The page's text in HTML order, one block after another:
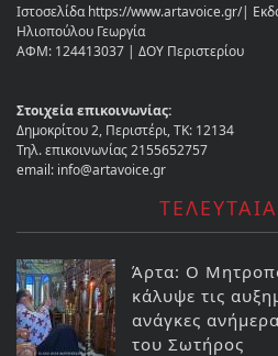
Ιστοσελίδα https://www.artavoice.gr/|
Ηλιοπούλου Γεωργία
ΑΦΜ: 124413037 | ΔΟΥ Περιστερίου
Στοιχεία επικοινωνίας:
Δημοκρίτου 2, Περιστέρι, ΤΚ: 12134
Τηλ. επικοινωνίας 2155652757
email: info@artavoice.gr
Άρτα: Ο
κάλυψε τις
ανάγκες
του Σωτήρος